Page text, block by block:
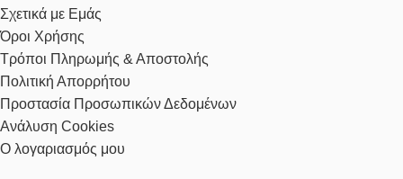
Σχετικά με Εμάς
Όροι Χρήσης
Τρόποι Πληρωμής & Αποστολής
Πολιτική Απορρήτου
Προστασία Προσωπικών Δεδομένων
Ανάλυση Cookies
Ο λογαριασμός μου